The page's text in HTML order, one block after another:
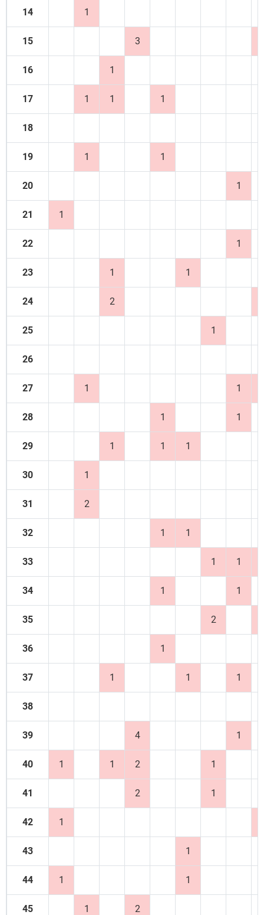
14 1
15 3
16 1
17 1 1 1
18
19 1 1
20 1
21 1
22 1
23 1 1
24 2
25 1
26
27 1 1
28 1 1
29 1 1 1
30 1
31 2
32 1 1
33 1 1
34 1 1
35 2
36 1
37 1 1 1
38
39 4 1
40 1 1 2 1
41 2 1
42 1
43 1
44 1 1
45 1 2